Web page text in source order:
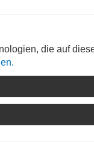
die auf